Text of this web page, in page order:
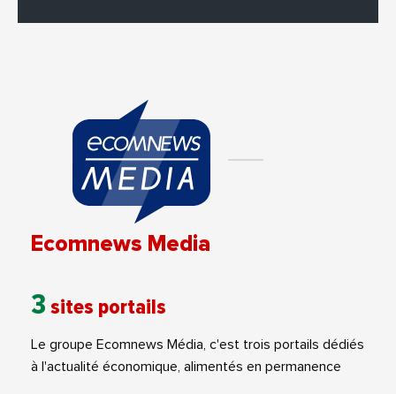
Ecomnews Media
3 sites portails
Le groupe Ecomnews Média, c'est trois portails dédiés
à l'actualité économique, alimentés en permanence